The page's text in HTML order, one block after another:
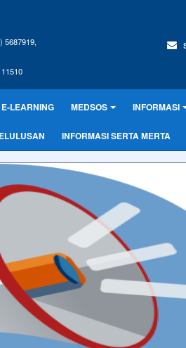
5687919,
E-LEARNING MEDSOS INFORMASI
INFORMASI SERTA MERTA